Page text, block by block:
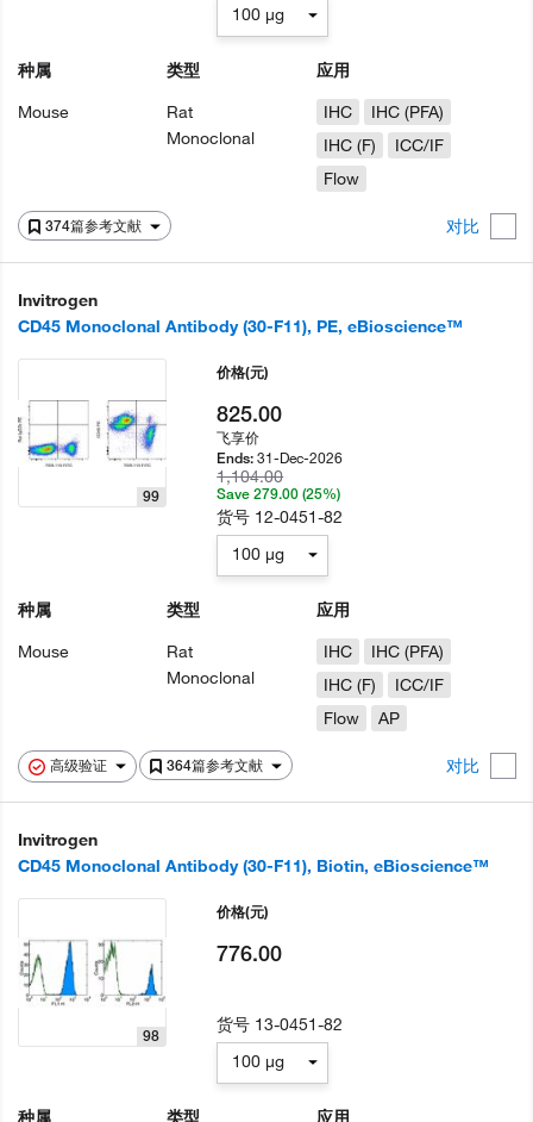
374篇参考文献 对比
种属
Mouse
类型
Rat
Monoclonal
应用
IHC
IHC (PFA)
IHC (F)
ICC/IF
Flow
100 µg
Invitrogen
CD45 Monoclonal Antibody (30-F11), PE, eBioscience™
高级验证 364篇参考文献 对比
99
种属
Mouse
类型
Rat
Monoclonal
应用
IHC
IHC (PFA)
IHC (F)
ICC/IF
Flow
AP
价格(元)
825.00
飞享价
Ends:31-Dec-2026
1,104.00
Save 279.00 (25%)
货号 12-0451-82
100 µg
Invitrogen
CD45 Monoclonal Antibody (30-F11), Biotin, eBioscience™
98
种属 类型 应用
价格(元)
776.00
货号 13-0451-82
100 µg